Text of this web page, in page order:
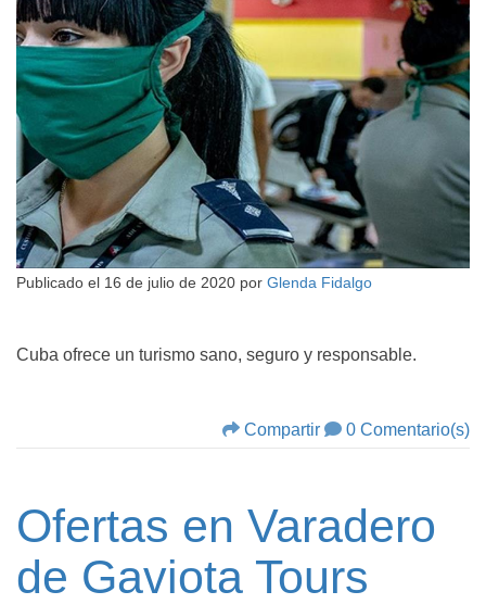
Publicado el 16 de julio de 2020 por Glenda Fidalgo
Cuba ofrece un turismo sano, seguro y responsable.
Compartir 0 Comentario(s)
Ofertas en Varadero
de Gaviota Tours